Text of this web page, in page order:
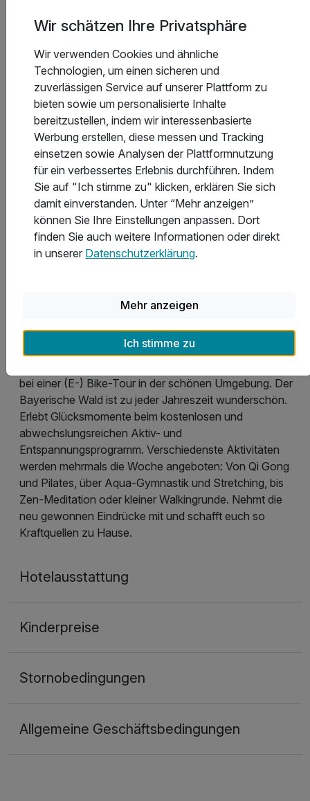
Bar zum freien Genuss. Setzt dem ganzen noch das i-
Tüpfelchen auf mit einer entspannenden Massage- oder
Kosmetikanwendung in unserem SPA-Bereich.
Wohnen & Schlafen
Die kleine Qual habt Ihr bei der Wahl eures
Urlaubszuhauses: Frisch renovierte Zimmer mit
traumhaft-bequemen Boxspringbetten, perlenden
Regenduschen und modern-gemütlichem Flair bieten für
jeden Geschmack genau das richtige. Von der
großzügigen „Wellness-Suite Deluxe“ mit
Panoramablick, eigenem Whirlpool, gefüllter Minibar,
knisternden E-Kamin und Designbadewanne über die
kleine Kuschelkategorie „Glücksnest“ neu mit
Klimaanlage oder ganz privat im einzigartigen Tinymobil
ebenso dazu wie Ruhe. Fangt den frühen Vogel und
atmet in der klaren Morgenluft bei einer kleinen
bei einer (E-) Bike-Tour in der schönen Umgebung. Der
Bayerische Wald ist zu jeder Jahreszeit wunderschön.
Erlebt Glücksmomente beim kostenlosen und
abwechslungsreichen Aktiv- und
Entspannungsprogramm. Verschiedenste Aktivitäten
werden mehrmals die Woche angeboten: Von Qi Gong
und Pilates, über Aqua-Gymnastik und Stretching, bis
Zen-Meditation oder kleiner Walkingrunde. Nehmt die
neu gewonnen Eindrücke mit und schafft euch so
Kraftquellen zu Hause.
Hotelausstattung
Kinderpreise
Stornobedingungen
Allgemeine Geschäftsbedingungen
Wir schätzen Ihre Privatsphäre
Wir verwenden Cookies und ähnliche
Technologien, um einen sicheren und
zuverlässigen Service auf unserer Plattform zu
bieten sowie um personalisierte Inhalte
bereitzustellen, indem wir interessenbasierte
Werbung erstellen, diese messen und Tracking
einsetzen sowie Analysen der Plattformnutzung
für ein verbessertes Erlebnis durchführen. Indem
Sie auf "Ich stimme zu" klicken, erklären Sie sich
damit einverstanden. Unter “Mehr anzeigen”
können Sie Ihre Einstellungen anpassen. Dort
finden Sie auch weitere Informationen oder direkt
in unserer Datenschutzerklärung.
Mehr anzeigen
Ich stimme zu